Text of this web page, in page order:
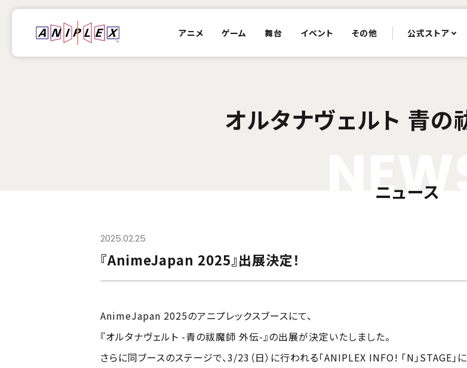
アニメ ゲーム 舞台 イベント その他 公式ストア
オルタナヴェルト 青の
EW
ニュース
2025.02.25
『AnimeJapan 2025』出展決定！
AnimeJapan 2025のアニプレックスブースにて、
『オルタナヴェルト -青の祓魔師 外伝-』の出展が決定いたしました。
さらに同ブースのステージで、3/23（日）に行われる「ANIPLEX INFO! 「N」STAGE」に